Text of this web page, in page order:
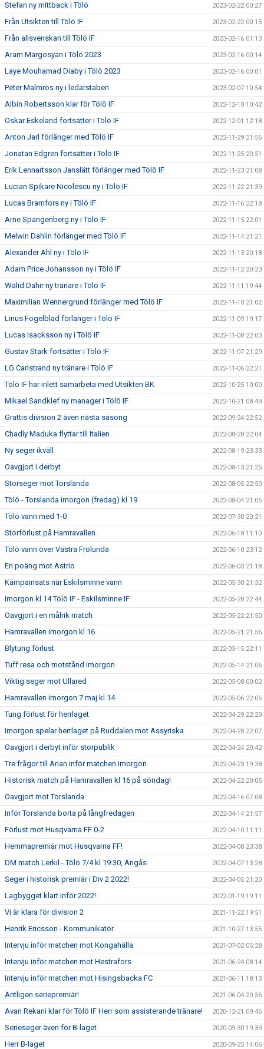
Stefan ny mittback i Tölö 2023-02-22 00:27
Från Utsikten till Tölö IF 2023-02-22 00:15
Från allsvenskan till Tölö IF 2023-02-16 01:13
Aram Margosyan i Tölö 2023 2023-02-16 00:14
Laye Mouhamad Diaby i Tölö 2023 2023-02-16 00:01
Peter Malmros ny i ledarstaben 2023-02-07 10:54
Albin Robertsson klar för Tölö IF 2022-12-10 10:42
Oskar Eskeland fortsätter i Tölö IF 2022-12-01 12:18
Anton Jarl förlänger med Tölö IF 2022-11-29 21:56
Jonatan Edgren fortsätter i Tölö IF 2022-11-25 20:51
Erik Lennartsson Janslätt förlänger med Tölö IF 2022-11-23 21:08
Lucian Spikare Nicolescu ny i Tölö IF 2022-11-22 21:39
Lucas Bramfors ny i Tölö IF 2022-11-16 22:18
Arne Spangenberg ny i Tölö IF 2022-11-15 22:01
Melwin Dahlin förlänger med Tölö IF 2022-11-14 21:21
Alexander Ahl ny i Tölö IF 2022-11-13 20:18
Adam Price Johansson ny i Tölö IF 2022-11-12 20:23
Walid Dahir ny tränare i Tölö IF 2022-11-11 19:44
Maximilian Wennergrund förlänger med Tölö IF 2022-11-10 21:02
Linus Fogelblad förlänger i Tölö IF 2022-11-09 19:17
Lucas Isacksson ny i Tölö IF 2022-11-08 22:03
Gustav Stark fortsätter i Tölö IF 2022-11-07 21:29
LG Carlstrand ny tränare i Tölö IF 2022-11-06 22:21
Tölö IF har inlett samarbeta med Utsikten BK 2022-10-25 10:00
Mikael Sandklef ny manager i Tölö IF 2022-10-21 08:49
Grattis division 2 även nästa säsong 2022-09-24 22:52
Chadly Maduka flyttar till Italien 2022-08-28 22:04
Ny seger ikväll 2022-08-19 23:33
Oavgjort i derbyt 2022-08-13 21:25
Storseger mot Torslanda 2022-08-05 22:50
Tölö - Torslanda imorgon (fredag) kl 19 2022-08-04 21:05
Tölö vann med 1-0 2022-07-30 20:21
Storförlust på Hamravallen 2022-06-18 11:10
Tölö vann över Västra Frölunda 2022-06-10 23:12
En poäng mot Astrio 2022-06-03 21:18
Kämpainsats när Eskilsminne vann 2022-05-30 21:32
Imorgon kl 14 Tölö IF - Eskilsminne IF 2022-05-28 22:44
Oavgjort i en målrik match 2022-05-22 21:50
Hamravallen imorgon kl 16 2022-05-21 21:56
Blytung förlust 2022-05-15 22:11
Tuff resa och motstånd imorgon 2022-05-14 21:06
Viktig seger mot Ullared 2022-05-08 00:02
Hamravallen imorgon 7 maj kl 14 2022-05-06 22:05
Tung förlust för herrlaget 2022-04-29 22:29
Imorgon spelar herrlaget på Ruddalen mot Assyriska 2022-04-28 22:07
Oavgjort i derbyt inför storpublik 2022-04-24 20:42
Tre frågor till Arian inför matchen imorgon 2022-04-23 19:38
Historisk match på Hamravallen kl 16 på söndag! 2022-04-22 20:05
Oavgjort mot Torslanda 2022-04-16 07:08
Inför Torslanda borta på långfredagen 2022-04-14 21:57
Förlust mot Husqvarna FF 0-2 2022-04-10 11:11
Hemmapremiär mot Husqvarna FF! 2022-04-08 23:38
DM match Lerkil - Tölö 7/4 kl 19:30, Ängås 2022-04-07 13:28
Seger i historisk premiär i Div 2 2022! 2022-04-05 21:20
Lagbygget klart inför 2022! 2022-01-19 19:11
Vi är klara för division 2 2021-11-22 19:51
Henrik Ericsson - Kommunikatör 2021-10-27 13:55
Intervju inför matchen mot Kongahälla 2021-07-02 05:28
Intervju inför matchen mot Hestrafors 2021-06-24 08:14
Intervju inför matchen mot Hisingsbacka FC 2021-06-11 18:13
Äntligen seriepremiär! 2021-06-04 20:56
Avan Rekani klar för Tölö IF Herr som assisterande tränare! 2020-12-21 09:46
Serieseger även för B-laget 2020-09-30 19:39
Herr B-laget 2020-09-25 14:06